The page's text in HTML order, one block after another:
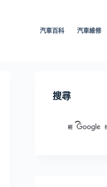
汽車百科 汽車維修
搜尋